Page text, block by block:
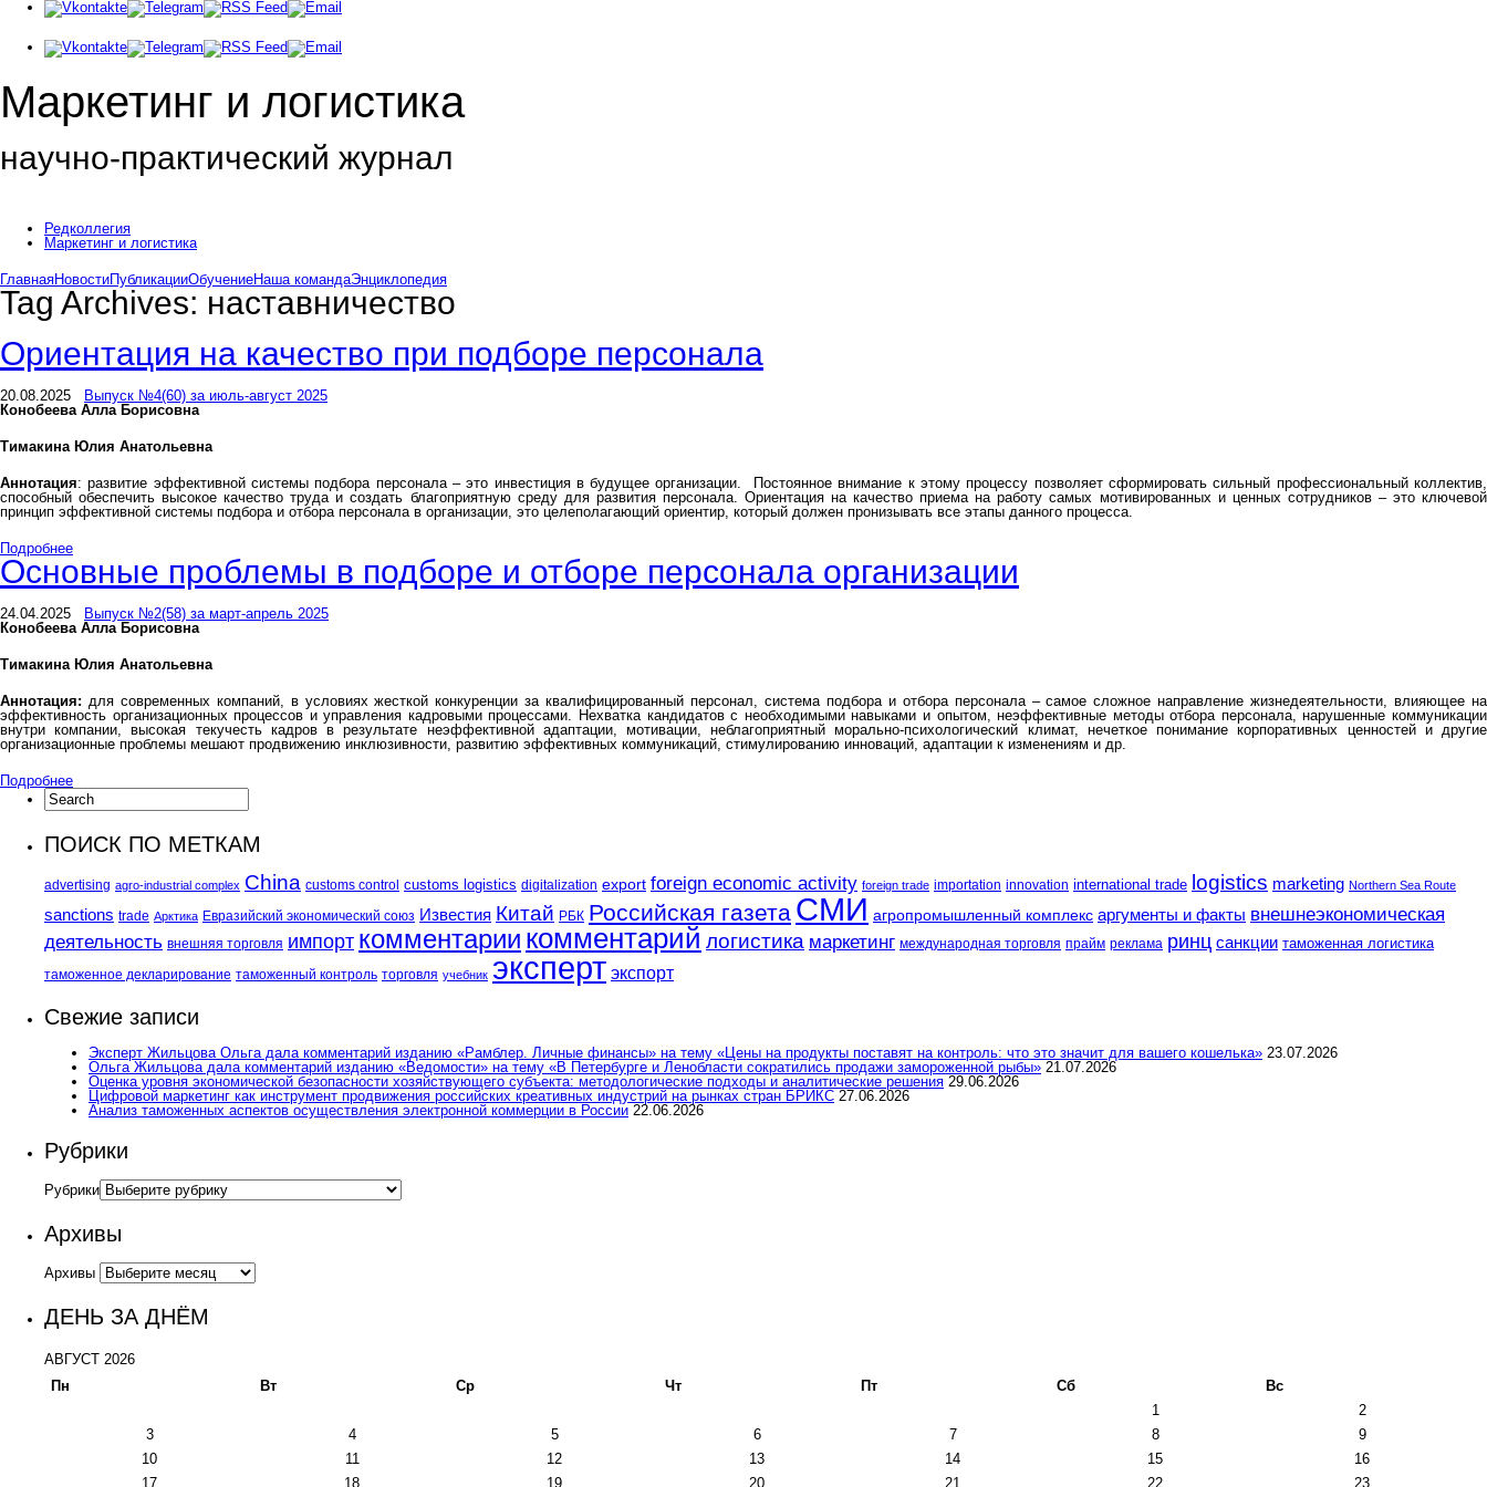
Маркетинг и логистика
научно-практический журнал
Редколлегия
Маркетинг и логистика
ГлавнаяНовостиПубликацииОбучениеНаша командаЭнциклопедия
Tag Archives: наставничество
Ориентация на качество при подборе персонала
20.08.2025
Выпуск №4(60) за июль-август 2025
Конобеева Алла Борисовна
Тимакина Юлия Анатольевна
Аннотация: развитие эффективной системы подбора персонала – это инвестиция в будущее организации. Постоянное внимание к этому процессу позволяет сформировать сильный профессиональный коллектив,
способный обеспечить высокое качество труда и создать благоприятную среду для развития персонала. Ориентация на качество приема на работу самых мотивированных и ценных сотрудников – это ключевой
принцип эффективной системы подбора и отбора персонала в организации, это целеполагающий ориентир, который должен пронизывать все этапы данного процесса.
Подробнее
Основные проблемы в подборе и отборе персонала организации
24.04.2025
Выпуск №2(58) за март-апрель 2025
Конобеева Алла Борисовна
Тимакина Юлия Анатольевна
Аннотация: для современных компаний, в условиях жесткой конкуренции за квалифицированный персонал, система подбора и отбора персонала – самое сложное направление жизнедеятельности, влияющее на
эффективность организационных процессов и управления кадровыми процессами. Нехватка кандидатов с необходимыми навыками и опытом, неэффективные методы отбора персонала, нарушенные коммуникации
внутри компании, высокая текучесть кадров в результате неэффективной адаптации, мотивации, неблагоприятный морально-психологический климат, нечеткое понимание корпоративных ценностей и другие
организационные проблемы мешают продвижению инклюзивности, развитию эффективных коммуникаций, стимулированию инноваций, адаптации к изменениям и др.
Подробнее
ПОИСК ПО МЕТКАМ
advertising agro-industrial complex China customs control customs logistics digitalization export foreign economic activity foreign trade importation innovation international trade logistics marketing Northern Sea Route
sanctions trade Арктика Евразийский экономический союз Известия Китай РБК Российская газета СМИ агропромышленный комплекс аргументы и факты внешнеэкономическая
деятельность внешняя торговля импорт комментарии комментарий логистика маркетинг международная торговля прайм реклама ринц санкции таможенная логистика
таможенное декларирование таможенный контроль торговля учебник эксперт экспорт
Свежие записи
Эксперт Жильцова Ольга дала комментарий изданию «Рамблер. Личные финансы» на тему «Цены на продукты поставят на контроль: что это значит для вашего кошелька» 23.07.2026
Ольга Жильцова дала комментарий изданию «Ведомости» на тему «В Петербурге и Ленобласти сократились продажи замороженной рыбы» 21.07.2026
Оценка уровня экономической безопасности хозяйствующего субъекта: методологические подходы и аналитические решения 29.06.2026
Цифровой маркетинг как инструмент продвижения российских креативных индустрий на рынках стран БРИКС 27.06.2026
Анализ таможенных аспектов осуществления электронной коммерции в России 22.06.2026
Рубрики
Рубрики
Архивы
Архивы
ДЕНЬ ЗА ДНЁМ
АВГУСТ 2026
Пн
Вт Ср Чт Пт Сб
Вс
1
2
3
4 5 6 7 8
9
10
11 12 13 14 15
16
17
18 19 20 21 22
23